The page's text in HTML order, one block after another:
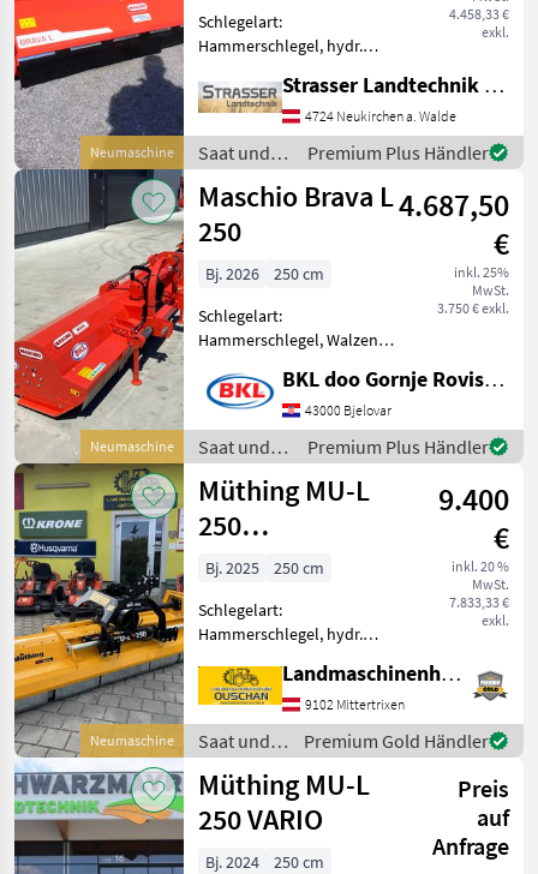
Marktplatz Händlerangebote Kleinanzeigen
Neumaschine
4.458,33 €
exkl.
Schlegelart:
Hammerschlegel, hydr.
Freilauf im Getriebe - hydr.
Seitenverschub
doppelwirkend - für
Traktoren von 50-80PS -
Dreipunktanbau für
Strasser Landtechnik GmbH
4724 Neukirchen a. Walde
Saat und
Pflege /
Maschio
Premium Plus Händler
Neumaschine
Maschio Brava L
250
4.687,50
€
inkl. 25%
MwSt.
3.750 € exkl.
Bj. 2026
250 cm
Schlegelart:
Hammerschlegel, Walzen
Möglichkeit, bis zu 6 cm zu
mulchen • Mulcher der
mittleren Kategorie • für
Obst- und Weinbau, Land
BKL doo Gornje Rovisce Kroatien
43000 Bjelovar
Saat und
Pflege /
Maschio
Premium Plus Händler
Neumaschine
Müthing MU-L
250
Heckmulcher
9.400
€
inkl. 20 %
MwSt.
7.833,33 €
exkl.
Bj. 2025
250 cm
Schlegelart:
Hammerschlegel, hydr.
Freilauf im Getriebe,
seitliche Kufen,
Bodenstützwalze Müthing
MU-L 250 Heckmulcher -
Landmaschinenhandel Ouschan Anton
9102 Mittertrixen
Saat und
Pflege /
Müthing
Premium Gold Händler
Müthing MU-L
250 VARIO
Preis
auf
Anfrage
Bj. 2024
250 cm